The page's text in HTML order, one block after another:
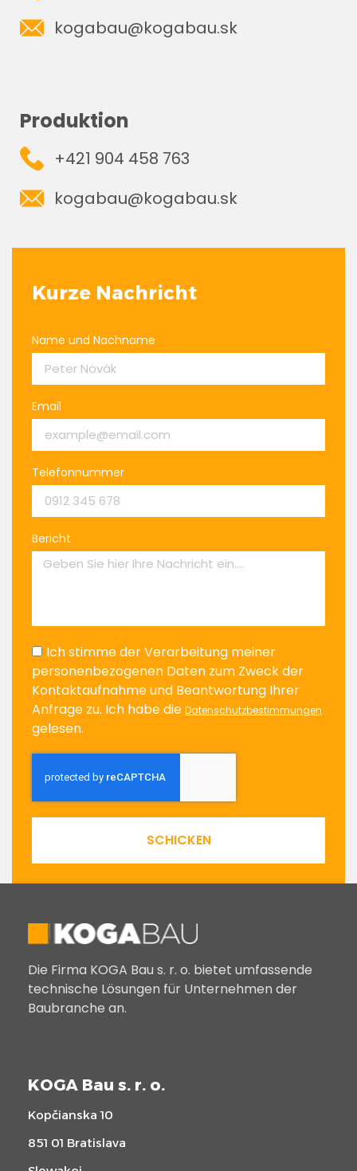
kogabau@kogabau.sk
Produktion
+421 904 458 763
kogabau@kogabau.sk
Kurze Nachricht
Name und Nachname
Email
Telefonnummer
Bericht
Ich stimme der Verarbeitung meiner
personenbezogenen Daten zum Zweck der
Kontaktaufnahme und Beantwortung Ihrer
Anfrage zu. Ich habe die Datenschutzbestimmungen
gelesen.
SCHICKEN
Die Firma KOGA Bau s. r. o. bietet umfassende
technische Lösungen für Unternehmen der
Baubranche an.
KOGA Bau s. r. o.
Kopčianska 10
851 01 Bratislava